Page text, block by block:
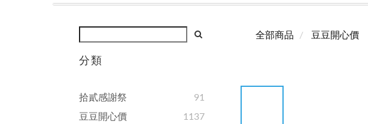
分類
拾貳感謝祭
91
豆豆開心價
1137
全部商品 豆豆開心價